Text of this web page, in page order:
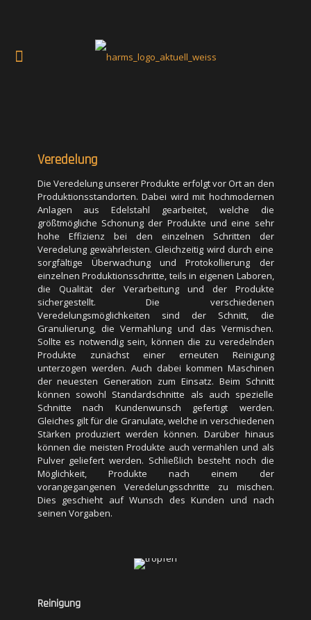
Veredelung
sorgfältige Überwachung und Protokollierung der
die Qualität der Verarbeitung und der Produkte
sichergestellt. Die verschiedenen
Veredelungsmöglichkeiten sind der Schnitt, die
Granulierung, die Vermahlung und das Vermischen.
Sollte es notwendig sein, können die zu veredelnden
Produkte zunächst einer erneuten Reinigung
unterzogen werden. Auch dabei kommen Maschinen
der neuesten Generation zum Einsatz. Beim Schnitt
können sowohl Standardschnitte als auch spezielle
Schnitte nach Kundenwunsch gefertigt werden.
Gleiches gilt für die Granulate, welche in verschiedenen
Stärken produziert werden können. Darüber hinaus
können die meisten Produkte auch vermahlen und als
Pulver geliefert werden. Schließlich besteht noch die
Möglichkeit, Produkte nach einem der
vorangegangenen Veredelungsschritte zu mischen.
Dies geschieht auf Wunsch des Kunden und nach
seinen Vorgaben.
Reinigung
Die Reinigung von Gemüse erfolgt unmittelbar nach der
kommen verschiedene Techniken zum Einsatz. Die
Siebbandenterder, welcher Erde, Steine und groben
Veredelung
Die Veredelung unserer Produkte erfolgt vor Ort an den
Produktionsstandorten. Dabei wird mit hochmodernen
Anlagen aus Edelstahl gearbeitet, welche die
größtmögliche Schonung der Produkte und eine sehr
hohe Effizienz bei den einzelnen Schritten der
Veredelung gewährleisten. Gleichzeitig wird durch eine
sorgfältige Überwachung und Protokollierung der
einzelnen Produktionsschritte, teils in eigenen Laboren,
die Qualität der Verarbeitung und der Produkte
sichergestellt. Die verschiedenen
Veredelungsmöglichkeiten sind der Schnitt, die
Granulierung, die Vermahlung und das Vermischen.
Sollte es notwendig sein, können die zu veredelnden
Produkte zunächst einer erneuten Reinigung
unterzogen werden. Auch dabei kommen Maschinen
der neuesten Generation zum Einsatz. Beim Schnitt
können sowohl Standardschnitte als auch spezielle
Schnitte nach Kundenwunsch gefertigt werden.
Gleiches gilt für die Granulate, welche in verschiedenen
Stärken produziert werden können. Darüber hinaus
können die meisten Produkte auch vermahlen und als
Pulver geliefert werden. Schließlich besteht noch die
Möglichkeit, Produkte nach einem der
vorangegangenen Veredelungsschritte zu mischen.
Dies geschieht auf Wunsch des Kunden und nach
seinen Vorgaben.
Reinigung